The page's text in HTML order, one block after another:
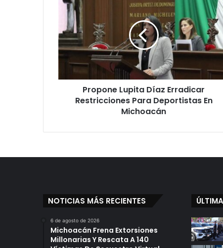
Lupita
Díaz
Erradicar
Restricciones
Para
Deportistas
Michoacán
Propone Lupita Díaz Erradicar
Restricciones Para Deportistas En
Michoacán
NOTICIAS MÁS RECIENTES
6 de agosto de 2026
Michoacán Frena Extorsiones
Millonarias Y Rescata A 140